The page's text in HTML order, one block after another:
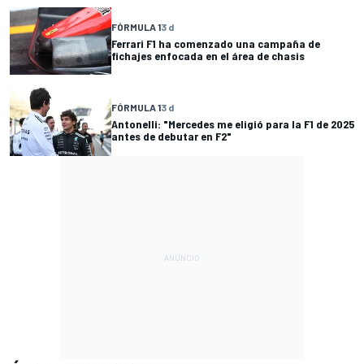
FÓRMULA 13 d
Ferrari F1 ha comenzado una campaña de
fichajes enfocada en el área de chasis
FÓRMULA 13 d
Antonelli: "Mercedes me eligió para la F1 de 2025
antes de debutar en F2"